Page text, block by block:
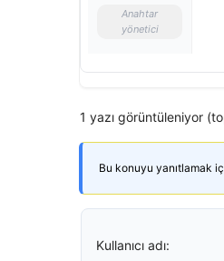
Anahtar
yönetici
1 yazı görüntüleniyor
Bu konuyu yanıtlamak
Kullanıcı adı: